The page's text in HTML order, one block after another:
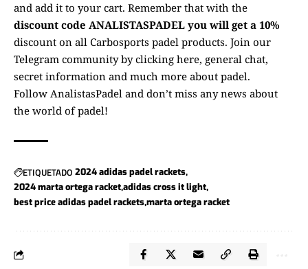
and add it to your cart. Remember that with the
discount code ANALISTASPADEL you will get a 10%
discount on all Carbosports padel products. Join our
Telegram community by clicking here, general chat,
secret information and much more about padel.
Follow AnalistasPadel and don’t miss any news about
the world of padel!
ETIQUETADO 2024 adidas padel rackets
2024 marta ortega racketadidas cross it light
best price adidas padel racketsmarta ortega racket